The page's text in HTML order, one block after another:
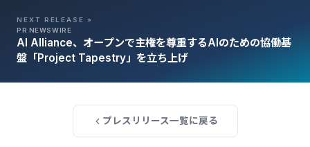
NEXT RELEASE »
PR NEWSWIRE
AI Alliance、オープンで主権を尊重するAIのための協働基
盤「Project Tapestry」を立ち上げ
プレスリリース一覧に戻る